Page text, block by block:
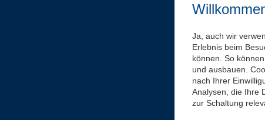
Ja, auch wir
Erlebnis beim
können. So
und ausbauen.
nach Ihrer
Analysen, die Ihre
zur Schaltung